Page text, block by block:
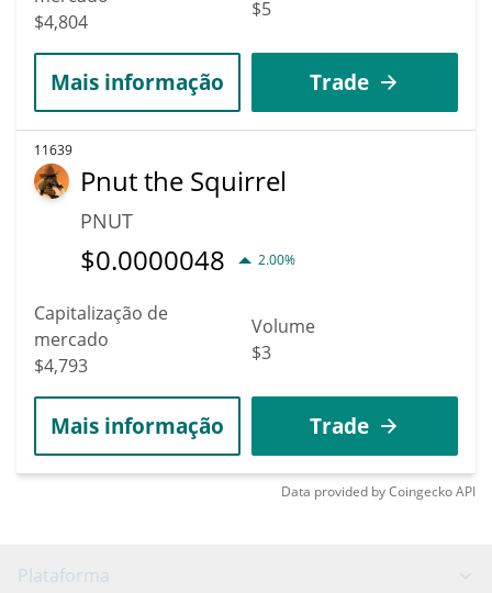
$4,804
$5
Mais informação Trade
11639
Pnut the Squirrel
PNUT
$0.0000048 2.00%
Capitalização de
mercado
$4,793
Volume
$3
Mais informação Trade
Data provided byCoingeckoAPI
Plataforma